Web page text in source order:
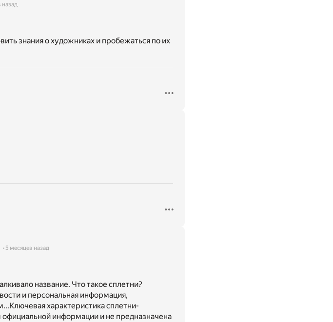
назад
знания о художниках и пробежаться по их
5 месяцев назад
название. Что такое сплетни?
и персональная информация,
характеристика сплетни-
официальной информации и не предназначена